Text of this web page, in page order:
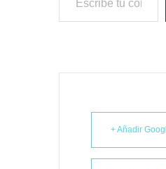
+ Añadir